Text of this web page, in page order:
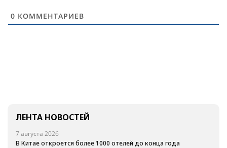
0 КОММЕНТАРИЕВ
ЛЕНТА НОВОСТЕЙ
7 августа 2026
В Китае откроется более 1000 отелей до конца года